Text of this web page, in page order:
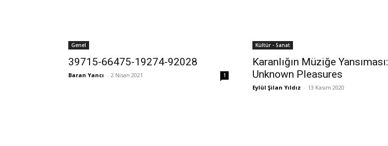
Genel
39715-66475-19274-92028
Baran Yancı - 2 Nisan 2021 1
Kültür - Sanat
Karanlığın Müziğe Yansıması:
Unknown Pleasures
Eylül Şilan Yıldız - 13 Kasım 2020